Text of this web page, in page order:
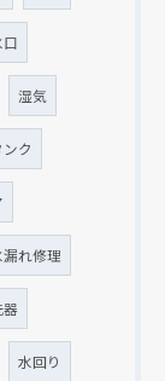
湿気
ク
漏れ修理
水回り